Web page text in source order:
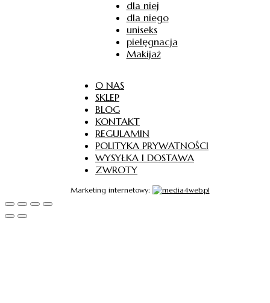
dla niej
dla niego
uniseks
pielęgnacja
Makijaż
O NAS
SKLEP
BLOG
KONTAKT
REGULAMIN
POLITYKA PRYWATNOŚCI
WYSYŁKA I DOSTAWA
ZWROTY
Marketing internetowy: